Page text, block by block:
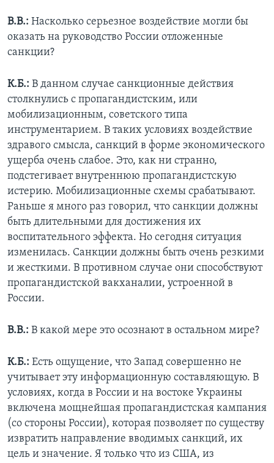
В.В.: Насколько серьезное воздействие могли бы
оказать на руководство России отложенные
санкции?
К.Б.: В данном случае санкционные действия
столкнулись с пропагандистским, или
мобилизационным, советского типа
инструментарием. В таких условиях воздействие
здравого смысла, санкций в форме экономического
ущерба очень слабое. Это, как ни странно,
подстегивает внутреннюю пропагандистскую
истерию. Мобилизационные схемы срабатывают.
Раньше я много раз говорил, что санкции должны
быть длительными для достижения их
воспитательного эффекта. Но сегодня ситуация
изменилась. Санкции должны быть очень резкими
и жесткими. В противном случае они способствуют
пропагандистской вакханалии, устроенной в
России.
В.В.: В какой мере это осознают в остальном мире?
К.Б.: Есть ощущение, что Запад совершенно не
учитывает эту информационную составляющую. В
условиях, когда в России и на востоке Украины
включена мощнейшая пропагандистская кампания
(со стороны России), которая позволяет по существу
извратить направление вводимых санкций, их
цель и значение. Я только что из США, из